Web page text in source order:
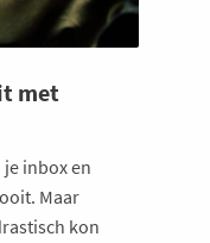
met
inbox en
Maar
kon